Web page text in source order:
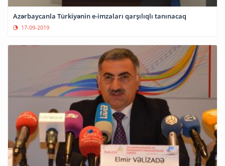
Azərbaycanla Türkiyənin e-imzaları qarşılıqlı tanınacaq
17-09-2019